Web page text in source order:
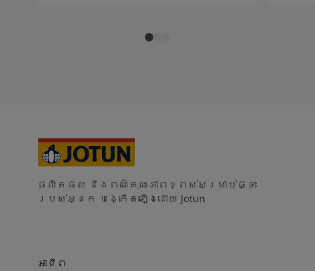
ផលិតផល និងពណ៌គុណភាពខ្ពស់សម្រាប់ផ្ទះ
របស់អ្នក បង្កើតឡើងដោយ Jotun
អាជីព